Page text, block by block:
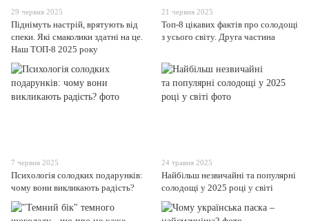
29 червня 2025
Піднімуть настрій, врятують від
спеки. Які смаколики здатні на це.
Наш ТОП-8 2025 року
21 червня 2025
Топ-8 цікавих фактів про солодощі
з усього світу. Друга частина
7 червня 2025
Психологія солодких подарунків:
чому вони викликають радість?
24 травня 2025
Найбільш незвичайні та популярні
солодощі у 2025 році у світі